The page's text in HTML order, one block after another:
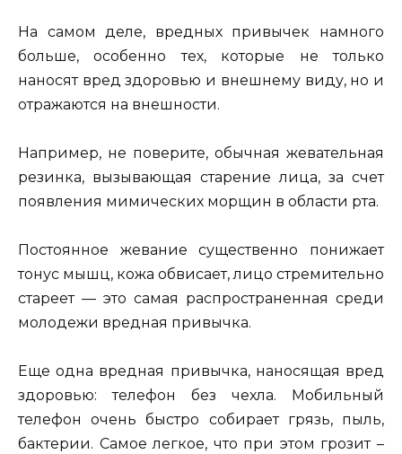
На самом деле, вредных привычек намного
больше, особенно тех, которые не только
наносят вред здоровью и внешнему виду, но и
отражаются на внешности.
Например, не поверите, обычная жевательная
резинка, вызывающая старение лица, за счет
появления мимических морщин в области рта.
Постоянное жевание существенно понижает
тонус мышц, кожа обвисает, лицо стремительно
стареет — это самая распространенная среди
молодежи вредная привычка.
Еще одна вредная привычка, наносящая вред
здоровью: телефон без чехла. Мобильный
телефон очень быстро собирает грязь, пыль,
бактерии. Самое легкое, что при этом грозит –